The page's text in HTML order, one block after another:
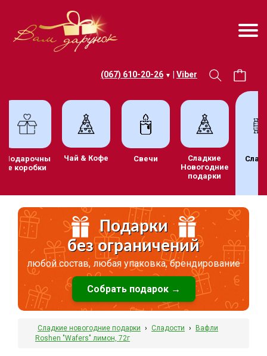
(067) 610-20-26 ▼ Viber
Подарочны
е коробки
Чай & Кофе Свечи
Сладкие
Новогодние
подарки
Подарки
без ограничений
любой состав, любая упаковка, брендирование
Собрать подарок →
Сладкие новогодние подарки › Сладости › Вафли
Roshen "Wafers" лимон, 72г